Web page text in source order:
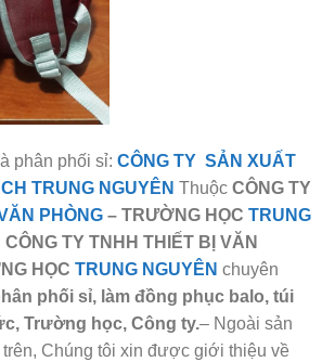
phân phối sỉ: CÔNG TY SẢN XUẤT
TRUNG NGUYÊN Thuộc CÔNG TY
PHÒNG – TRƯỜNG HỌC TRUNG
CÔNG TY TNHH THIẾT BỊ VĂN
HỌC TRUNG NGUYÊN chuyên
phối sỉ, làm đồng phục balo, túi
Trường học, Công ty.– Ngoài sản
Chúng tôi xin được giới thiệu về